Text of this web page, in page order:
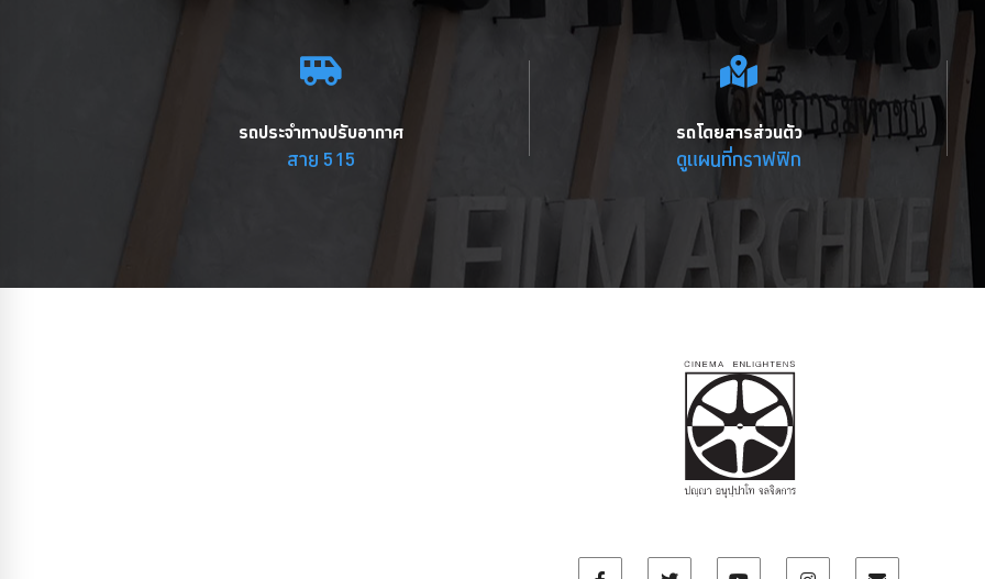
รถประจำทางปรับอากาศ
สาย 515
รถโดยสารส่วนตัว
ดูแผนที่กราฟฟิก